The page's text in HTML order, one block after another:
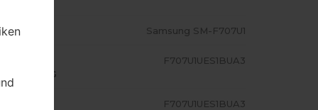
Samsung SM-F707U1
F707U1UES1BUA3
F707U1UES1BUA3